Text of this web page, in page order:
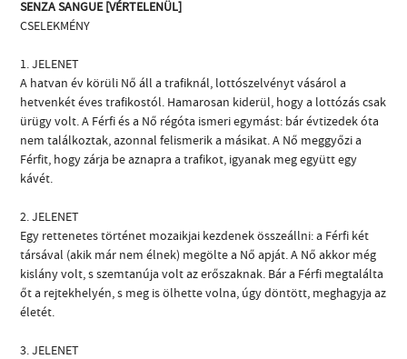
SENZA SANGUE [VÉRTELENÜL]
CSELEKMÉNY
1. JELENET
A hatvan év körüli Nő áll a trafiknál, lottószelvényt vásárol a
hetvenkét éves trafikostól. Hamarosan kiderül, hogy a lottózás csak
ürügy volt. A Férfi és a Nő régóta ismeri egymást: bár évtizedek óta
nem találkoztak, azonnal felismerik a másikat. A Nő meggyőzi a
Férfit, hogy zárja be aznapra a trafikot, igyanak meg együtt egy
kávét.
2. JELENET
Egy rettenetes történet mozaikjai kezdenek összeállni: a Férfi két
társával (akik már nem élnek) megölte a Nő apját. A Nő akkor még
kislány volt, s szemtanúja volt az erőszaknak. Bár a Férfi megtalálta
őt a rejtekhelyén, s meg is ölhette volna, úgy döntött, meghagyja az
életét.
3. JELENET